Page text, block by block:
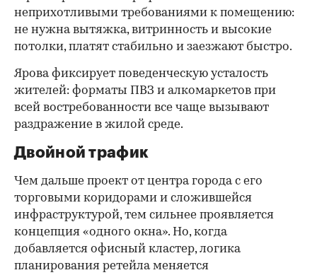
неприхотливыми требованиями к помещению:
не нужна вытяжка, витринность и высокие
потолки, платят стабильно и заезжают быстро.
Ярова фиксирует поведенческую усталость
жителей: форматы ПВЗ и алкомаркетов при
всей востребованности все чаще вызывают
раздражение в жилой среде.
Двойной трафик
Чем дальше проект от центра города с его
торговыми коридорами и сложившейся
инфраструктурой, тем сильнее проявляется
концепция «одного окна». Но, когда
добавляется офисный кластер, логика
планирования ретейла меняется